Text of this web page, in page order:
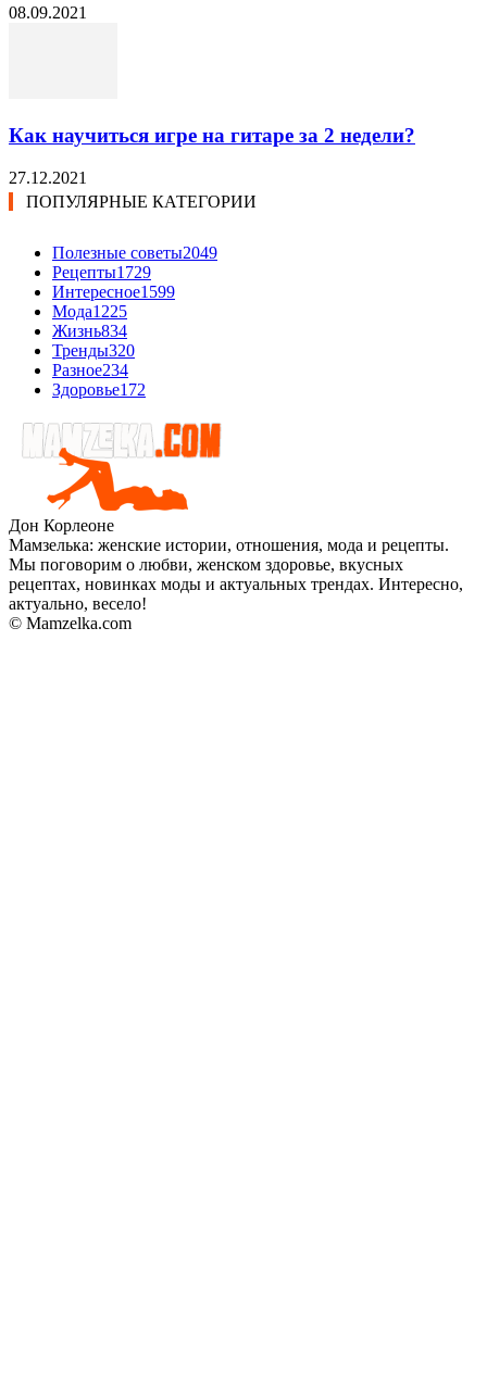
08.09.2021
Как научиться игре на гитаре за 2 недели?
27.12.2021
ПОПУЛЯРНЫЕ КАТЕГОРИИ
Полезные советы2049
Рецепты1729
Интересное1599
Мода1225
Жизнь834
Тренды320
Разное234
Здоровье172
Дон Корлеоне
Мамзелька: женские истории, отношения, мода и рецепты.
Мы поговорим о любви, женском здоровье, вкусных
рецептах, новинках моды и актуальных трендах. Интересно,
актуально, весело!
© Mamzelka.com